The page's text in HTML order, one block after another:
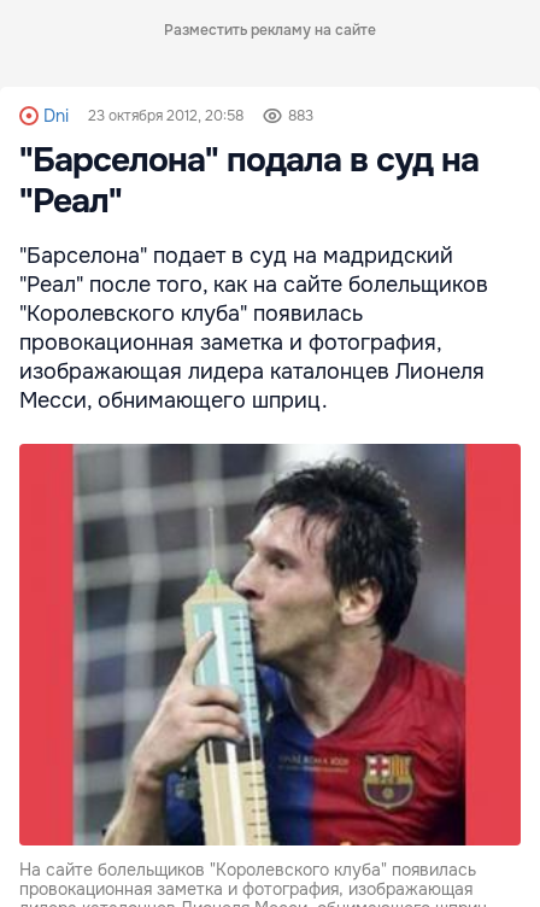
Разместить рекламу на сайте
Dni 23 октября 2012, 20:58 883
"Барселона" подала в суд на
"Реал"
"Барселона" подает в суд на мадридский
"Реал" после того, как на сайте болельщиков
"Королевского клуба" появилась
провокационная заметка и фотография,
изображающая лидера каталонцев Лионеля
Месси, обнимающего шприц.
На сайте болельщиков "Королевского клуба" появилась
провокационная заметка и фотография, изображающая